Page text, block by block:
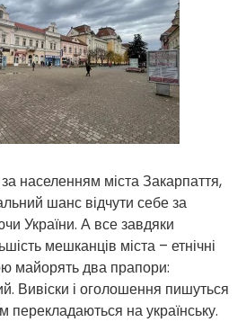
населенням міста Закарпаття,
шанс відчути себе за
України. А все завдяки
мешканців міста – етнічні
майорять два прапори:
Вивіски і оголошення пишуться
перекладаються на українську.